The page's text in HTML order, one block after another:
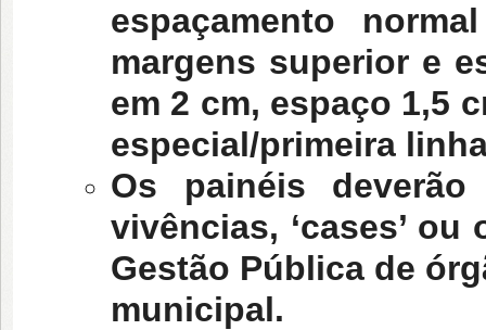
espaçamento
margens superior e
em 2 cm, espaço 1,5
especial/primeira
Os painéis deverão
vivências, ‘cases’
Gestão Pública de
municipal.